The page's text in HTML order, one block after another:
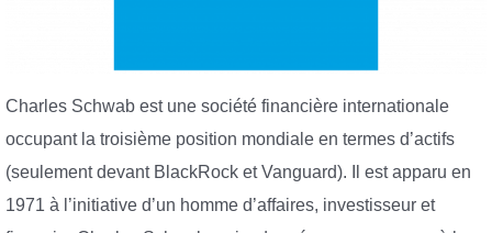
Charles Schwab est une société financière internationale
occupant la troisième position mondiale en termes d’actifs
(seulement devant BlackRock et Vanguard). Il est apparu en
1971 à l’initiative d’un homme d’affaires, investisseur et